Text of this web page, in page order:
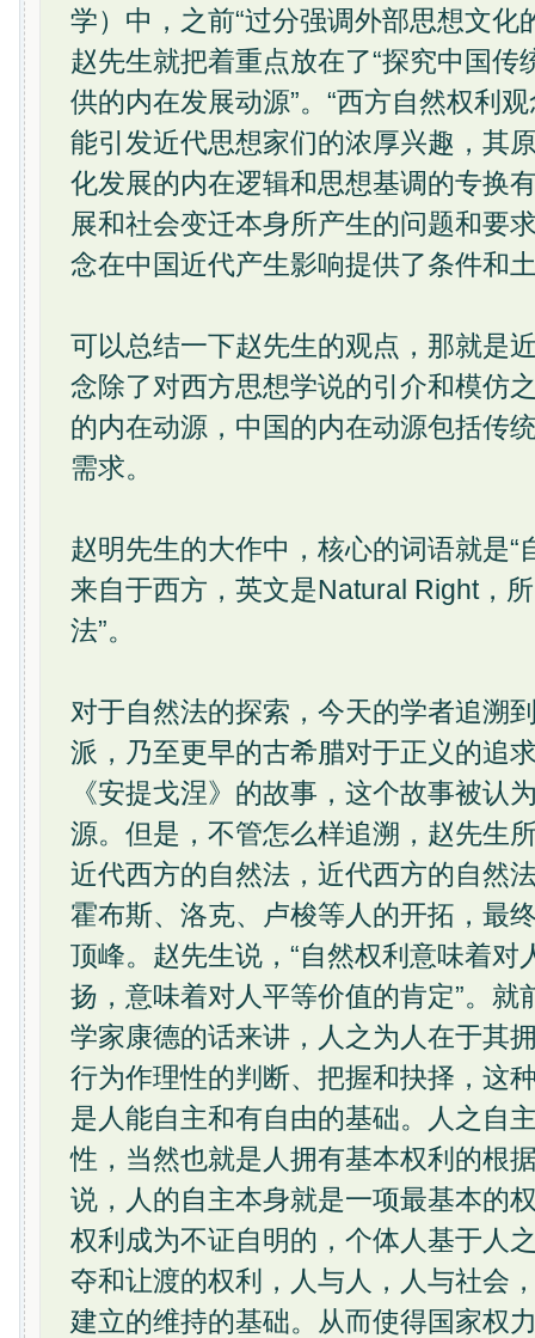
学）中，之前“过分强调外部思想文化
赵先生就把着重点放在了“探究中国传
供的内在发展动源”。“西方自然权利
能引发近代思想家们的浓厚兴趣，其
化发展的内在逻辑和思想基调的专换
展和社会变迁本身所产生的问题和要
念在中国近代产生影响提供了条件和
可以总结一下赵先生的观点，那就是
念除了对西方思想学说的引介和模仿
的内在动源，中国的内在动源包括传
需求。
赵明先生的大作中，核心的词语就是“
来自于西方，英文是Natural Right，
法”。
对于自然法的探索，今天的学者追溯
派，乃至更早的古希腊对于正义的追
《安提戈涅》的故事，这个故事被认
源。但是，不管怎么样追溯，赵先生
近代西方的自然法，近代西方的自然
霍布斯、洛克、卢梭等人的开拓，最
顶峰。赵先生说，“自然权利意味着对
扬，意味着对人平等价值的肯定”。就
学家康德的话来讲，人之为人在于其
行为作理性的判断、把握和抉择，这
是人能自主和有自由的基础。人之自
性，当然也就是人拥有基本权利的根
说，人的自主本身就是一项最基本的
权利成为不证自明的，个体人基于人
夺和让渡的权利，人与人，人与社会
建立的维持的基础。从而使得国家权